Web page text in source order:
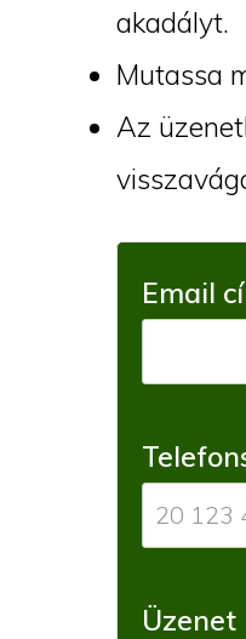
akadályt.
Mutassa
Az
Email
Üzenet